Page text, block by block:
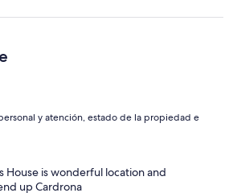
y atención, estado de la propiedad e
House is wonderful location and
up Cardrona